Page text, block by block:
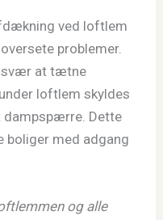
ved loftlem
problemer.
svær at tætne
loftlem skyldes
Dette
boliger med adgang
og alle